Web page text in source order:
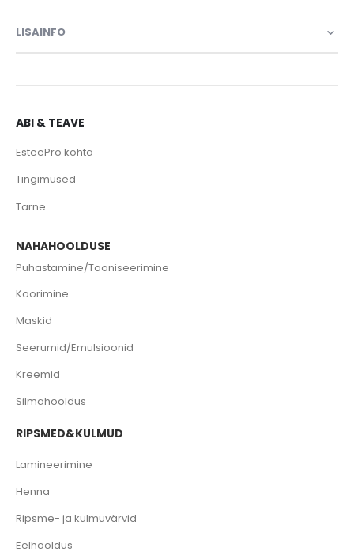
LISAINFO
ABI & TEAVE
EsteePro kohta
Tingimused
Tarne
NAHAHOOLDUSE
Puhastamine/Tooniseerimine
Koorimine
Maskid
Seerumid/Emulsioonid
Kreemid
Silmahooldus
RIPSMED&KULMUD
Lamineerimine
Henna
Ripsme- ja kulmuvärvid
Eelhooldus